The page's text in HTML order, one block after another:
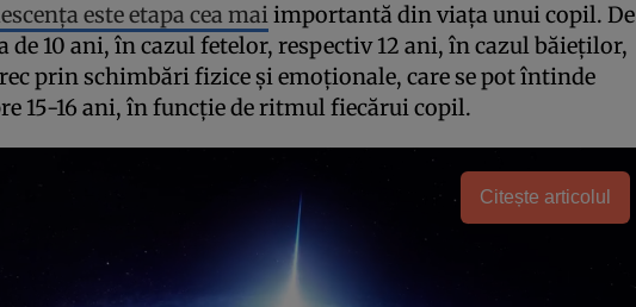
este etapa cea maiimportantă din viaţa unui copil. De
de 10 ani, în cazul fetelor, respectiv 12 ani, în cazul băieţilor,
prin schimbări fizice şi emoţionale, care se pot întinde
15-16 ani, în funcţie de ritmul fiecărui copil.
Citește articolul